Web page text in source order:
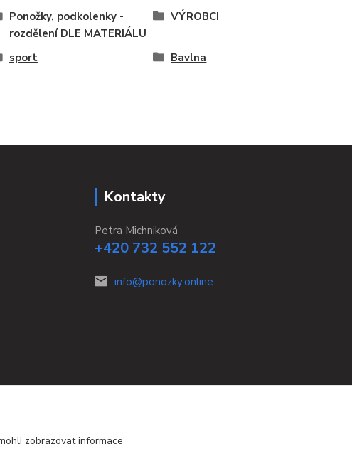
Ponožky, podkolenky -
rozdělení DLE MATERIÁLU
VÝROBCI
sport
Bavlna
Kontakty
Petra Michniková
+420 732 552 122
info@ponozky.online
zobrazovat informace